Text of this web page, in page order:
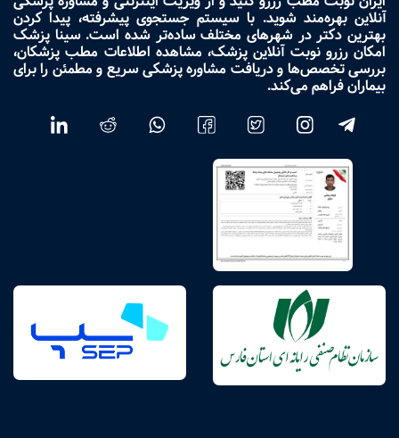
آنلاین بهره‌مند شوید. با سیستم جستجوی پیشرفته، پیدا کردن
بهترین دکتر در شهرهای مختلف ساده‌تر شده است. سینا پزشک
امکان رزرو نوبت آنلاین پزشک، مشاهده اطلاعات مطب پزشکان،
بررسی تخصص‌ها و دریافت مشاوره پزشکی سریع و مطمئن را برای
بیماران فراهم می‌کند.